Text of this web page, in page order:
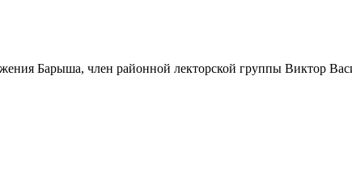
Барыша, член районной лекторской группы Виктор